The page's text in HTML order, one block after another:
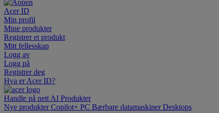
Acer ID
Min profil
Mine produkter
Registrer et produkt
Mitt fellesskap
Logg av
Logg på
Registrer deg
Hva er Acer ID?
Handle på nett AI Produkter
Nye produkterCopilot+ PC Bærbare datamaskinerDesktops